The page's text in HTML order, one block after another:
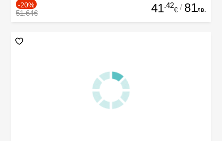
-20%
51.64€ 41.42
€ / 81лв.